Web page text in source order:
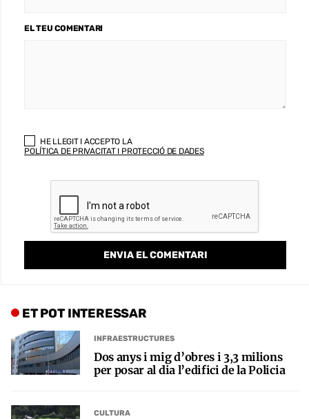
EL TEU COMENTARI
HE LLEGIT I ACCEPTO LA
POLÍTICA DE PRIVACITAT I PROTECCIÓ DE DADES
ET POT INTERESSAR
INFRAESTRUCTURES
Dos anys i mig d’obres i 3,3 milions
per posar al dia l’edifici de la Policia
CULTURA